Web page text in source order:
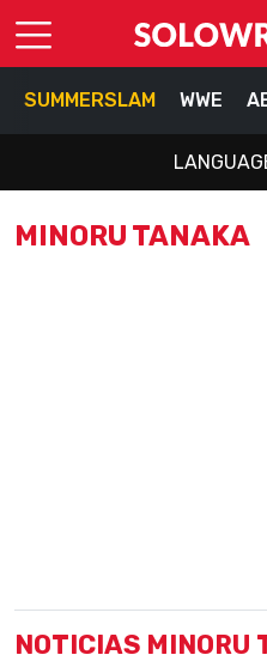
SUMMERSLAM WWE
MINORU TANAKA
NOTICIAS MINORU